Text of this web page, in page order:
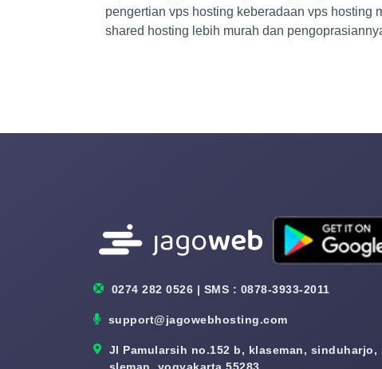
pengertian vps hosting keberadaan vps hosting
shared hosting lebih murah dan
0274 282 0526 | SMS : 0878-3933-2011
support@jagowebhosting.com
Jl Pamularsih no.152 b, klaseman, sinduharjo,